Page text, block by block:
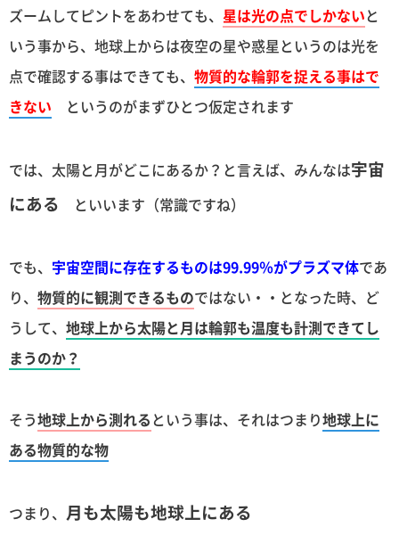
ズームしてピントをあわせても、 星は光の点でしかないと
いう事から、地球上からは夜空の星や惑星というのは光を
点で確認する事はできても、 物質的な輪郭を捉える事はで
きない というのがまずひとつ仮定されます
では、太陽と月がどこにあるか？と言えば、みんなは宇宙
にある といいます（常識ですね）
でも、 宇宙空間に存在するものは99.99％がプラズマ体であ
り、 物質的に観測できるものではない・・となった時、ど
うして、 地球上から太陽と月は輪郭も温度も計測できてし
まうのか？
そう地球上から測れるという事は、それはつまり地球上に
ある物質的な物
つまり、 月も太陽も地球上にある